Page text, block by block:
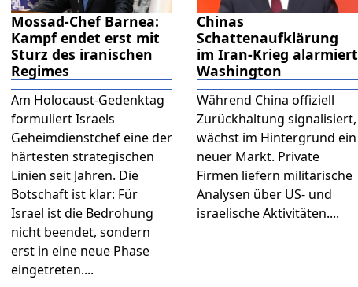
Mossad-Chef Barnea:
Kampf endet erst mit
Sturz des iranischen
Regimes
Am Holocaust-Gedenktag
formuliert Israels
Geheimdienstchef eine der
härtesten strategischen
Linien seit Jahren. Die
Botschaft ist klar: Für
Israel ist die Bedrohung
nicht beendet, sondern
erst in eine neue Phase
eingetreten....
Chinas
Schattenaufklärung
im Iran-Krieg alarmiert
Washington
Während China offiziell
Zurückhaltung signalisiert,
wächst im Hintergrund ein
neuer Markt. Private
Firmen liefern militärische
Analysen über US- und
israelische Aktivitäten....